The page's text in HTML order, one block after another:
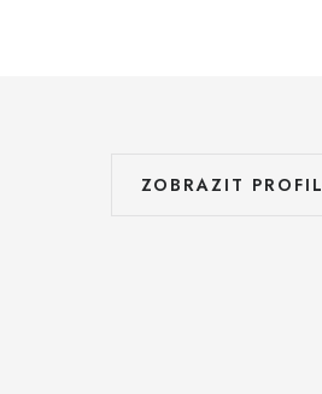
ZOBRAZIT PROFIL